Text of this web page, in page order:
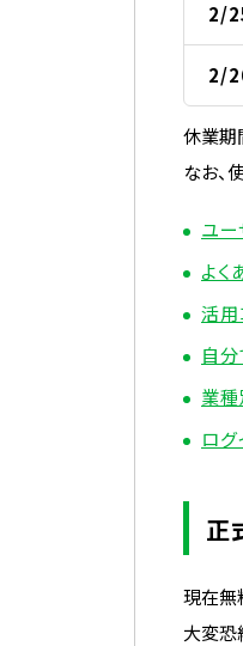
2/
2/
休業期
なお、
ユ
よく
活用
自
業
ログ
正
現在無
大変恐